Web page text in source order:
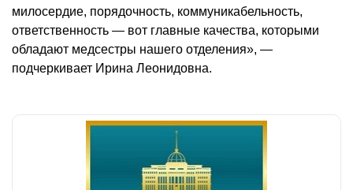
милосердие, порядочность, коммуникабельность,
ответственность — вот главные качества, которыми
обладают медсестры нашего отделения», —
подчеркивает Ирина Леонидовна.